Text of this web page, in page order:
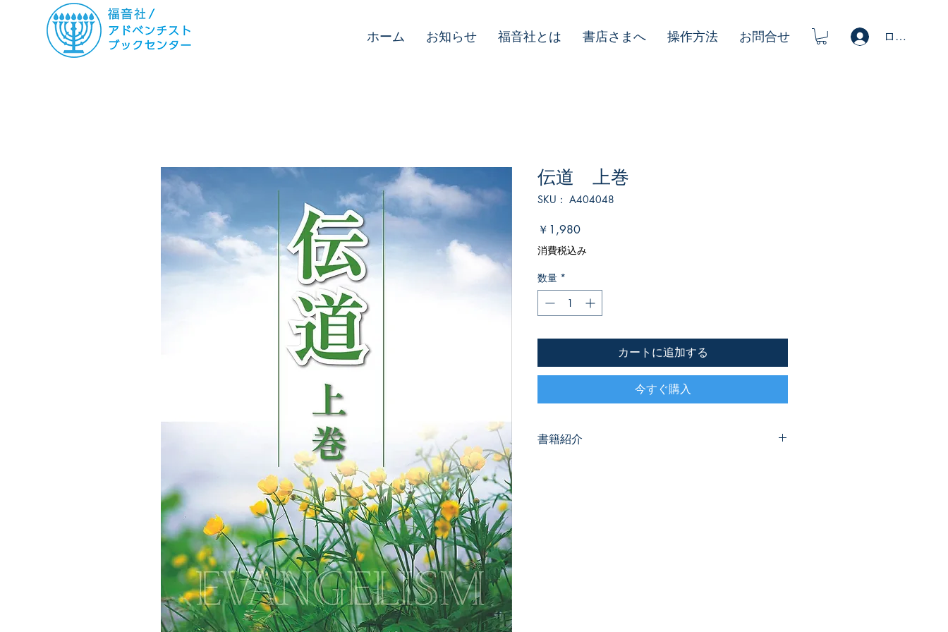
ホーム お知らせ 福音社とは 書店さまへ 操作方法 お問合せ ログイン
伝道 上巻
SKU： A404048
￥1,980価
格
消費税込み
数量 *
カートに追加する
今すぐ購入
書籍紹介